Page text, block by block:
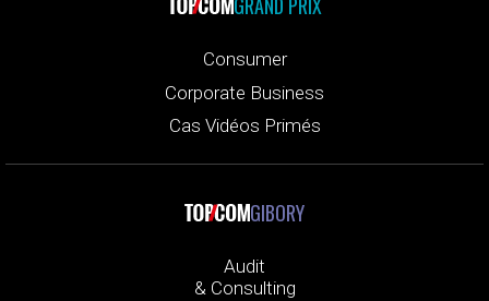
Consumer
Corporate Business
Cas Vidéos Primés
GIBORY
Audit
& Consulting